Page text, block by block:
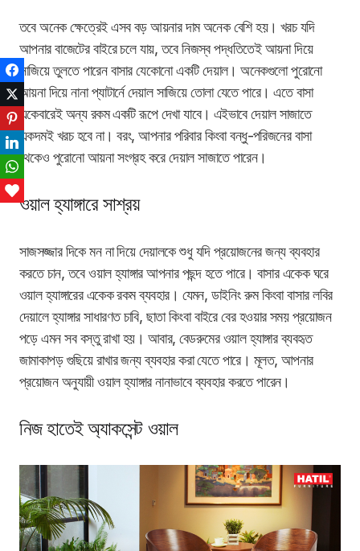
তবে অনেক ক্ষেত্রেই এসব বড় আয়নার দাম অনেক বেশি হয়। খরচ যদি
আপনার বাজেটের বাইরে চলে যায়, তবে নিজস্ব পদ্ধতিতেই আয়না দিয়ে
সাজিয়ে তুলতে পারেন বাসার যেকোনো একটি দেয়াল। অনেকগুলো পুরোনো
আয়না দিয়ে নানা প্যাটার্নে দেয়াল সাজিয়ে তোলা যেতে পারে। এতে বাসা
একেবারেই অন্য রকম একটি রূপে দেখা যাবে। এইভাবে দেয়াল সাজাতে
একদমই খরচ হবে না। বরং, আপনার পরিবার কিংবা বন্ধু-পরিজনের বাসা
থেকেও পুরোনো আয়না সংগ্রহ করে দেয়াল সাজাতে পারেন।
ওয়াল হ্যাঙ্গারে সাশ্রয়
সাজসজ্জার দিকে মন না দিয়ে দেয়ালকে শুধু যদি প্রয়োজনের জন্য ব্যবহার
করতে চান, তবে ওয়াল হ্যাঙ্গার আপনার পছন্দ হতে পারে। বাসার একেক ঘরে
ওয়াল হ্যাঙ্গারের একেক রকম ব্যবহার। যেমন, ডাইনিং রুম কিংবা বাসার লবির
দেয়ালে হ্যাঙ্গার সাধারণত চাবি, ছাতা কিংবা বাইরে বের হওয়ার সময় প্রয়োজন
পড়ে এমন সব বস্তু রাখা হয়। আবার, বেডরুমের ওয়াল হ্যাঙ্গার ব্যবহৃত
জামাকাপড় গুছিয়ে রাখার জন্য ব্যবহার করা যেতে পারে। মূলত, আপনার
প্রয়োজন অনুযায়ী ওয়াল হ্যাঙ্গার নানাভাবে ব্যবহার করতে পারেন।
নিজ হাতেই অ্যাকসেন্ট ওয়াল
Facebook
Twitter
Pinterest
LinkedIn
WhatsApp